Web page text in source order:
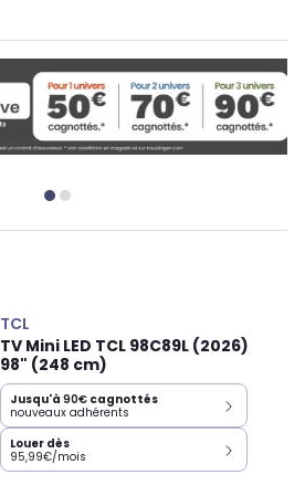
TCL
TV Mini LED TCL 98C89L (2026)
98" (248 cm)
Jusqu'à 90€ cagnottés
nouveaux adhérents
Louer dès
95,99€/mois